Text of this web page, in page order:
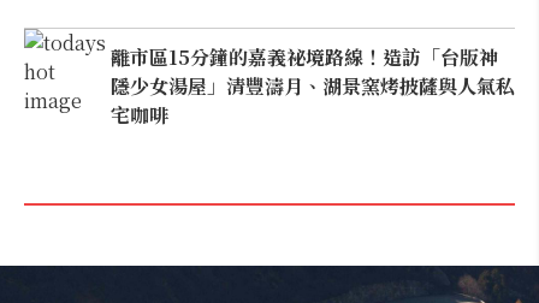
離市區15分鐘的嘉義祕境路線！造訪「台版神
隱少女湯屋」清豐濤月、湖景窯烤披薩與人氣私
宅咖啡